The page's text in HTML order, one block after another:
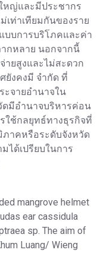
หญ่และมีประชากร
ท่าเทียมกันของราย
บบการบริโภคและค่า
กหลาย นอกจากนี้
ายสูงและไม่สะดวก
ยังคงมี จำกัด ที่
ะจายอำนาจใน
ดมีอำนาจบริหารค่อน
ใช้กลยุทธ์ทางธุรกิจที่
ภาคหรือระดับจังหวัด
ได้เปรียบในการ
mangrove helmet
ear cassidula
sp. The aim of
Luang/ Wieng